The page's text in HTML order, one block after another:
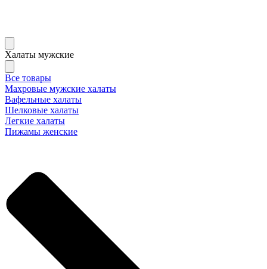
Халаты мужские
Все товары
Махровые мужские халаты
Вафельные халаты
Шелковые халаты
Легкие халаты
Пижамы женские